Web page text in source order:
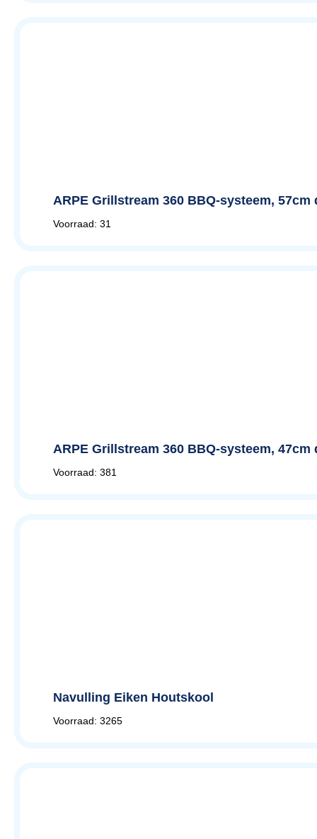
ARPE Grillstream 360 BBQ-systeem, 57cm
Voorraad: 31
ARPE Grillstream 360 BBQ-systeem, 47cm
Voorraad: 381
Navulling Eiken Houtskool
Voorraad: 3265